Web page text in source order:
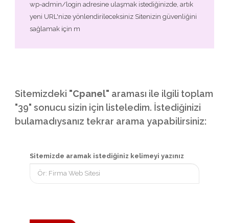
wp-admin/login adresine ulaşmak istediğinizde, artık
yeni URL'nize yönlendirileceksiniz Sitenizin güvenliğini
sağlamak için m
Sitemizdeki "Cpanel" araması ile ilgili toplam
"39" sonucu sizin için listeledim. İstediğinizi
bulamadıysanız tekrar arama yapabilirsiniz:
Sitemizde aramak istediğiniz kelimeyi yazınız